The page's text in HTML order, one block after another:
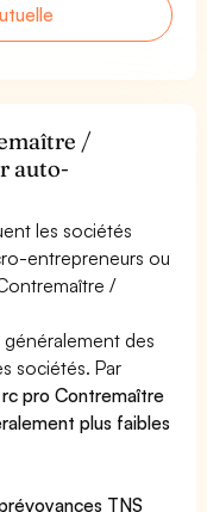
/
auto-
les sociétés
entrepreneurs ou
/
des
sociétés. Par
pro Contremaître
plus faibles
TNS